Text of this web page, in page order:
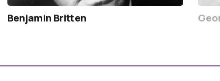
Benjamin Britten